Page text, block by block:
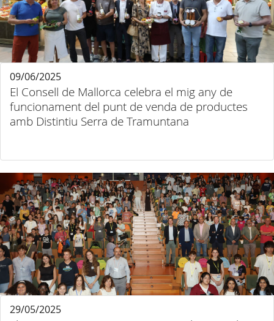
El Consell de Mallorca celebra el mig any de
funcionament del punt de venda de productes
amb Distintiu Serra de Tramuntana
09/06/2025
29/05/2025